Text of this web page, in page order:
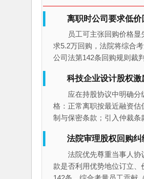
离职时公司要求低价
员工可主张回购价格
求5.2万回购，法院将综合
公司法第142条回购规则裁
科技企业设计股权
应在持股协议中明确
格：正常离职按最近融资
制与保密条款；引入仲裁条
法院审理股权回购纠
法院优先尊重当事人协
款是否利用优势地位订立、